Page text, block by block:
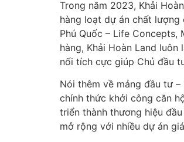
Trong năm 2023, Khải
hàng loạt dự án chất lượng
Phú Quốc – Life Concepts,
hàng, Khải Hoàn Land
nối tích cực giúp Chủ đầu
Nói thêm về mảng đầu tư
chính thức khởi công căn
triển thành thương hiệu
mở rộng với nhiều dự án